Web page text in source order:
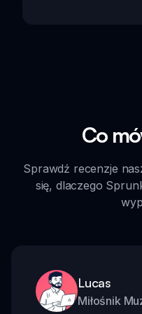
Co
Sprawdź recenzje
się, dlaczego
Lucas
Miłośnik